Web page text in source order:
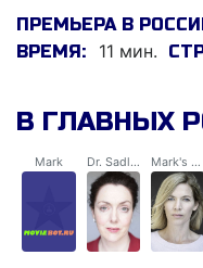
ПРЕМЬЕРА В
ВРЕМЯ: 11 мин.
В ГЛАВНЫХ
Mark Dr. Sadlier Mark's Mam